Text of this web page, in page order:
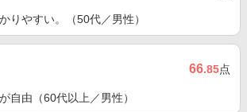
りやすい。（50代／男性）
66.85点
自由（60代以上／男性）